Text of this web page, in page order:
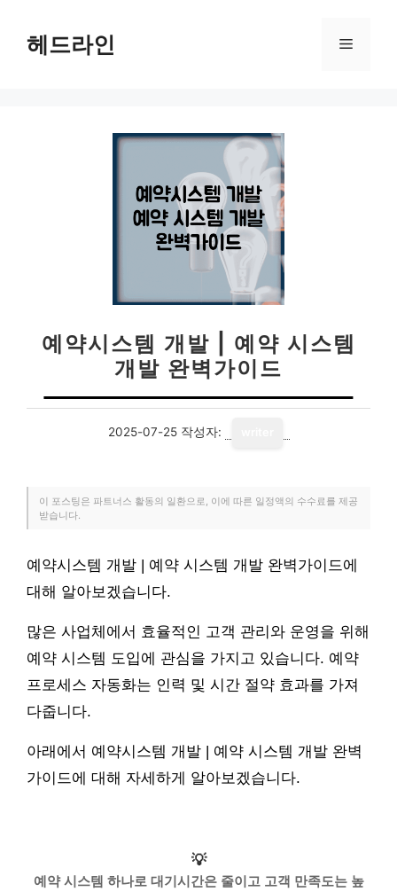
헤드라인 메
예약시스템 개발 | 예약 시스템
개발 완벽가이드
2025-07-25 작성자:
이 포스팅은 파트너스 활동의 일환으로, 이에 따른 일정액의 수수료를 제공
받습니다.
예약시스템 개발 | 예약 시스템 개발 완벽가이드에
대해 알아보겠습니다.
많은 사업체에서 효율적인 고객 관리와 운영을 위해
예약 시스템 도입에 관심을 가지고 있습니다. 예약
프로세스 자동화는 인력 및 시간 절약 효과를 가져
다줍니다.
아래에서 예약시스템 개발 | 예약 시스템 개발 완벽
가이드에 대해 자세하게 알아보겠습니다.
💡
예약 시스템 하나로 대기시간은 줄이고 고객 만족도는 높